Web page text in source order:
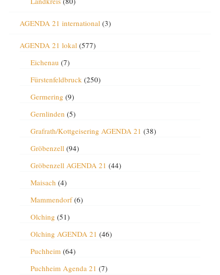
AGENDA 21 international(3)
AGENDA 21 lokal(577)
Eichenau (7)
Fürstenfeldbruck(250)
Germering (9)
Gernlinden (5)
Grafrath/Kottgeisering AGENDA 21 (38)
Gröbenzell(94)
Gröbenzell AGENDA 21 (44)
Maisach (4)
Mammendorf(6)
Olching (51)
Olching AGENDA 21 (46)
Puchheim(64)
Puchheim Agenda 21 (7)